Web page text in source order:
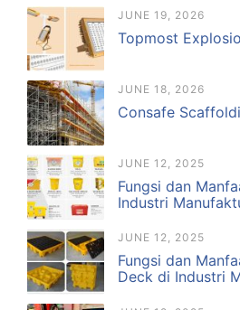
JUNE 19, 2026
Topmost
JUNE 18, 2026
Consafe
JUNE 12, 2025
Fungsi dan
Industri
JUNE 12, 2025
Fungsi dan
Deck di Industri